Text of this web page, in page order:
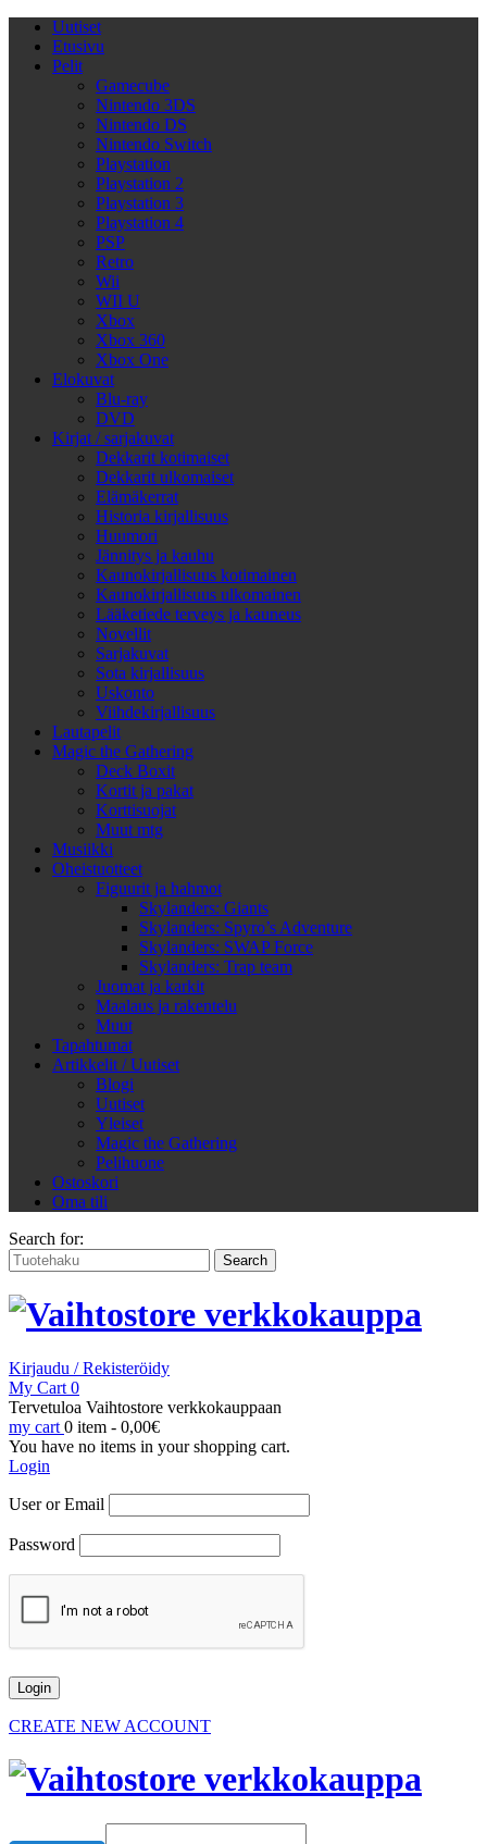
Uutiset
Etusivu
Pelit
Gamecube
Nintendo 3DS
Nintendo DS
Nintendo Switch
Playstation
Playstation 2
Playstation 3
Playstation 4
PSP
Retro
Wii
WII U
Xbox
Xbox 360
Xbox One
Elokuvat
Blu-ray
DVD
Kirjat / sarjakuvat
Dekkarit kotimaiset
Dekkarit ulkomaiset
Elämäkerrat
Historia kirjallisuus
Huumori
Jännitys ja kauhu
Kaunokirjallisuus kotimainen
Kaunokirjallisuus ulkomainen
Lääketiede terveys ja kauneus
Novellit
Sarjakuvat
Sota kirjallisuus
Uskonto
Viihdekirjallisuus
Lautapelit
Magic the Gathering
Deck Boxit
Kortit ja pakat
Korttisuojat
Muut mtg
Musiikki
Oheistuotteet
Figuurit ja hahmot
Skylanders: Giants
Skylanders: Spyro’s Adventure
Skylanders: SWAP Force
Skylanders: Trap team
Juomat ja karkit
Maalaus ja rakentelu
Muut
Tapahtumat
Artikkelit / Uutiset
Blogi
Uutiset
Yleiset
Magic the Gathering
Pelihuone
Ostoskori
Oma tili
Search for:
Kirjaudu / Rekisteröidy
My Cart 0
Tervetuloa Vaihtostore verkkokauppaan
my cart 0 item - 0,00€
You have no items in your shopping cart.
Login
User or Email
Password
CREATE NEW ACCOUNT